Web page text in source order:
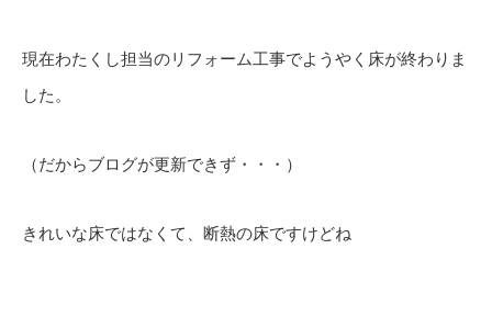
現在わたくし担当のリフォーム工事でようやく床が終わりま
した。
（だからブログが更新できず・・・）
きれいな床ではなくて、断熱の床ですけどね